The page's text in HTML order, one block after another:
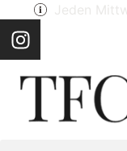
Jeden